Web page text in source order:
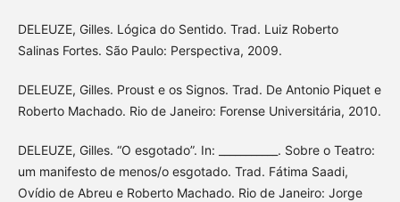
DELEUZE, Gilles. Lógica do Sentido. Trad. Luiz Roberto
Salinas Fortes. São Paulo: Perspectiva, 2009.
DELEUZE, Gilles. Proust e os Signos. Trad. De Antonio Piquet e
Roberto Machado. Rio de Janeiro: Forense Universitária, 2010.
DELEUZE, Gilles. “O esgotado”. In: ___________. Sobre o Teatro:
um manifesto de menos/o esgotado. Trad. Fátima Saadi,
Ovídio de Abreu e Roberto Machado. Rio de Janeiro: Jorge